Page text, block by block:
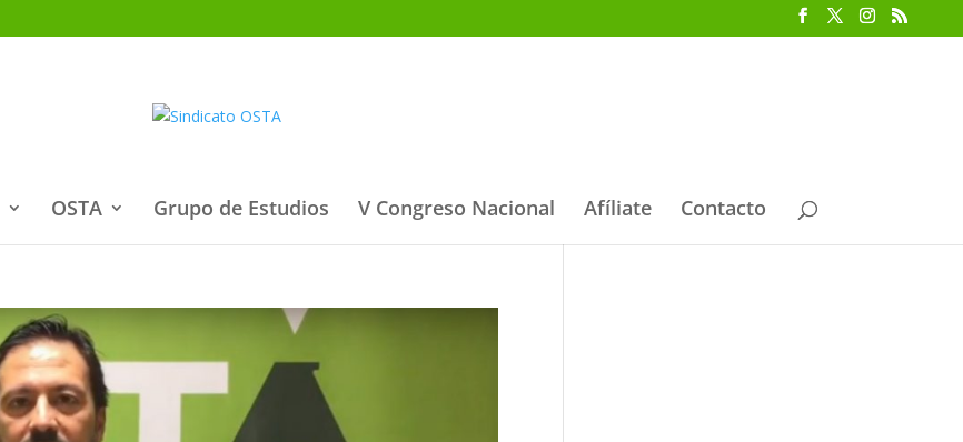
OSTA Grupo de Estudios V Congreso Nacional Afíliate Contacto